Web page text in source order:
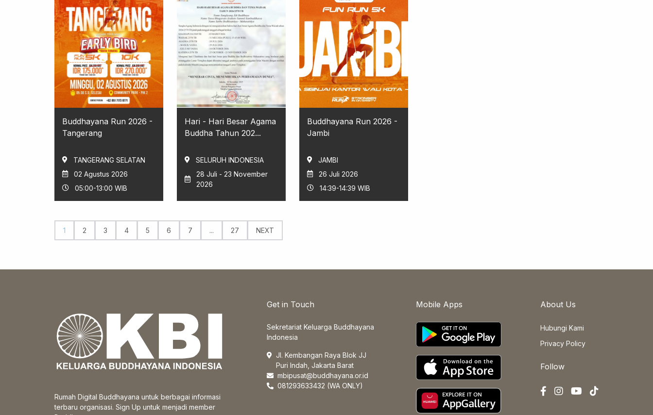
Buddhayana Run 2026 -
Tangerang
TANGERANG SELATAN
02 Agustus 2026
05:00-13:00 WIB
Hari - Hari Besar Agama
Buddha Tahun 202...
SELURUH INDONESIA
28 Juli - 23 November
2026
Buddhayana Run 2026 -
Jambi
JAMBI
26 Juli 2026
14:39-14:39 WIB
1 2 3 4 5 6 7 ... 27 NEXT
Rumah Digital Buddhayana untuk berbagai informasi
terbaru organisasi. Sign Up untuk menjadi member
Get in Touch
Sekretariat Keluarga Buddhayana
Indonesia
Jl. Kembangan Raya Blok JJ
Puri Indah, Jakarta Barat
mbipusat@buddhayana.or.id
081293633432 (WA ONLY)
Mobile Apps About Us
Hubungi Kami
Privacy Policy
Follow